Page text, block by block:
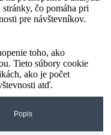
čo pomáha pri
pre návštevníkov.
toho, ako
Tieto súbory cookie
ako je počet
atď.
Popis